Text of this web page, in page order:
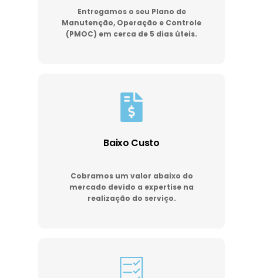
Entregamos o seu Plano de
Manutenção, Operação e Controle
(PMOC) em cerca de 5 dias úteis.
Baixo Custo
Cobramos um valor abaixo do
mercado devido a expertise na
realização do serviço.